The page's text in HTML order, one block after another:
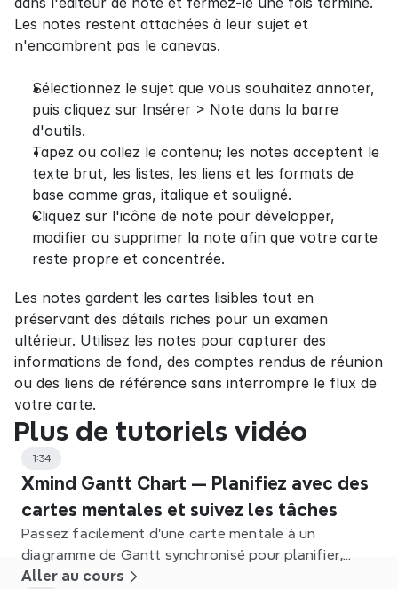
Les notes restent attachées à leur sujet et
n'encombrent pas le canevas.
Sélectionnez le sujet que vous souhaitez annoter,
puis cliquez sur Insérer > Note dans la barre
d'outils.
Tapez ou collez le contenu; les notes acceptent le
texte brut, les listes, les liens et les formats de
base comme gras, italique et souligné.
Cliquez sur l'icône de note pour développer,
modifier ou supprimer la note afin que votre carte
reste propre et concentrée.
Les notes gardent les cartes lisibles tout en
préservant des détails riches pour un examen
ultérieur. Utilisez les notes pour capturer des
informations de fond, des comptes rendus de réunion
ou des liens de référence sans interrompre le flux de
votre carte.
Plus de tutoriels vidéo
1:34
Xmind Gantt Chart — Planifiez avec des
cartes mentales et suivez les tâches
Passez facilement d'une carte mentale à un
diagramme de Gantt synchronisé pour planifier,
définir des dépendances et suivre les projets dans
Aller au cours